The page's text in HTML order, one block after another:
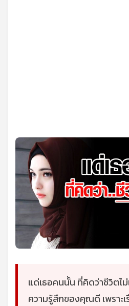
แด่เธอคนนั้น ที่คิดว่าชีวิตไม่
ความรู้สึกของคุณดี เพราะ